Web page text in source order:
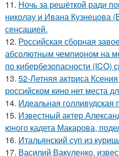
11. Ночь за решёткой ради
николау и Ивана Кузнецова
сенсацией.
12. Российская сборная
абсолютным чемпионом на
по кибербезопасности (ICO)
13. 52-Летняя актриса
российском кино нет места
14. Идеальная голливудская
15. Известный актер
юного кадета Макарова,
16. Итальянский суп из
17. Василий Вакуленко,